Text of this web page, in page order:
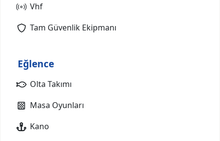
Vhf
Tam Güvenlik Ekipmanı
Eğlence
Olta Takımı
Masa Oyunları
Kano